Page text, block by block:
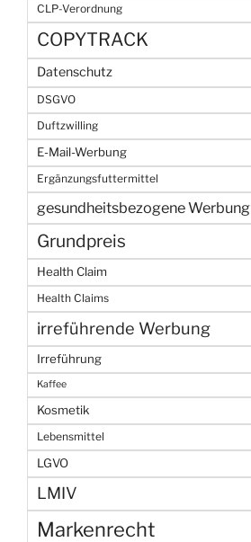
CLP-Verordnung
COPYTRACK
Datenschutz
DSGVO
Duftzwilling
E-Mail-Werbung
Ergänzungsfuttermittel
gesundheitsbezogene Werbung
Grundpreis
Health Claim
Health Claims
irreführende Werbung
Irreführung
Kaffee
Kosmetik
Lebensmittel
LGVO
LMIV
Markenrecht